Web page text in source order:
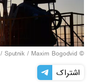
© Sputnik / Maxim Bogodvid
/
اشتراک